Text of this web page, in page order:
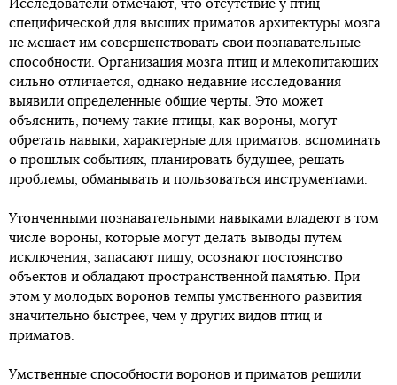
Исследователи отмечают, что отсутствие у птиц
специфической для высших приматов архитектуры мозга
не мешает им совершенствовать свои познавательные
способности. Организация мозга птиц и млекопитающих
сильно отличается, однако недавние исследования
выявили определенные общие черты. Это может
объяснить, почему такие птицы, как вороны, могут
обретать навыки, характерные для приматов: вспоминать
о прошлых событиях, планировать будущее, решать
проблемы, обманывать и пользоваться инструментами.
Утонченными познавательными навыками владеют в том
числе вороны, которые могут делать выводы путем
исключения, запасают пищу, осознают постоянство
объектов и обладают пространственной памятью. При
этом у молодых воронов темпы умственного развития
значительно быстрее, чем у других видов птиц и
приматов.
Умственные способности воронов и приматов решили